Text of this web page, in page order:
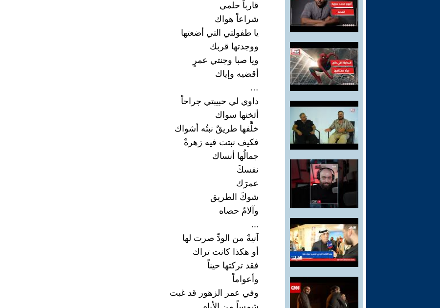
قارباً حلمي
شراعاً هواك
يا طفولتي التي أضعتها
ووجدتها قربك
ويا صبا وجنتي عمرٍ
أقضيه وإياك
…
داوي لي حبيبتي جراحاً
أثخنها سواك
خلَّفها طريقٌ نبتُه أشواك
فكيف نبتت فيه زهرةٌ
جمالُها أنساك
نفسكَ
عمرَك
شوكَ الطريق
وآلامٌ حصاه
...
آنيةٌ من الودِّ صرت لها
أو هكذا كانت تراك
فقد تركتها حيناً
وأعواماً
وفي عمر الزهور قد غبت